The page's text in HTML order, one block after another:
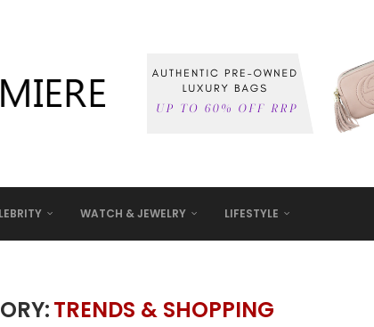
WATCH & JEWELRY LIFESTYLE
TRENDS & SHOPPING